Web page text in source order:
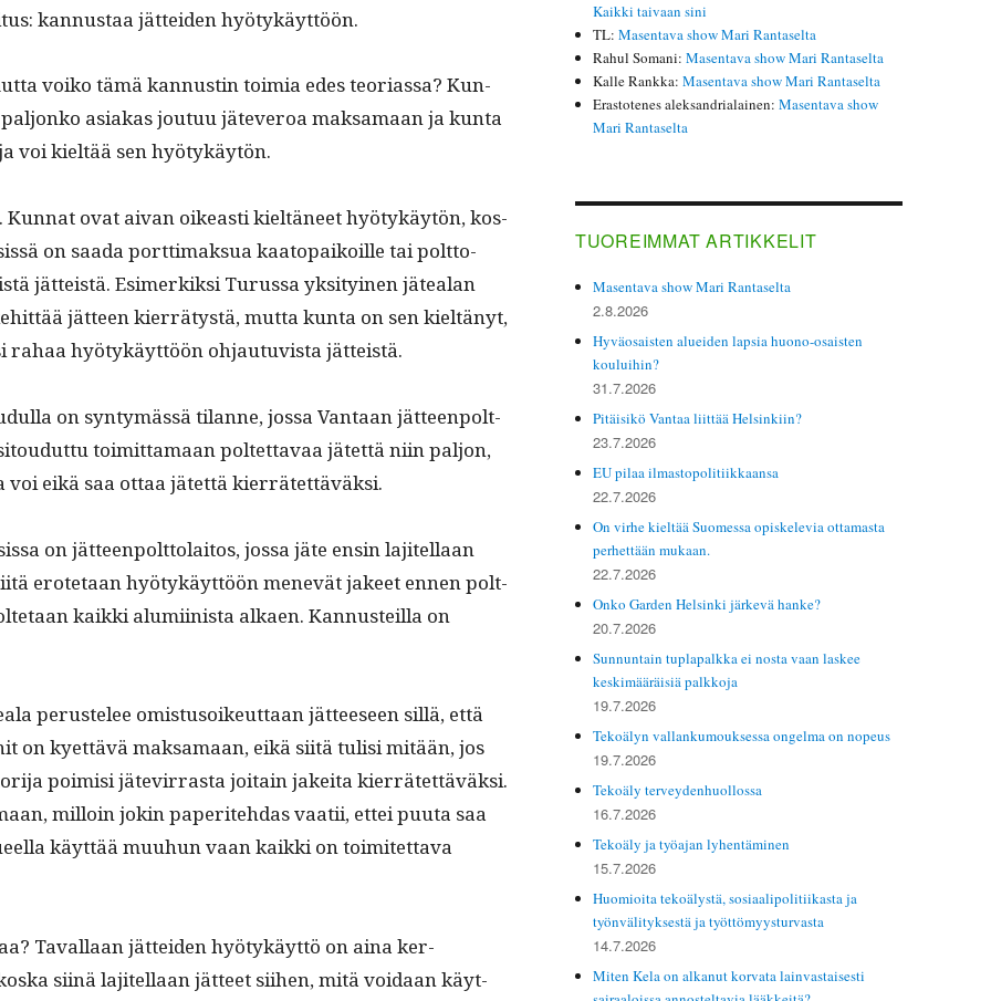
kan­nus­taa jät­tei­den hyötykäyttöön.
voiko tämä kan­nustin toimia edes teo­ri­as­sa? Kun­
asi­akas joutuu jäteveroa mak­samaan ja kun­ta
voi kieltää sen hyötykäytön.
Kun­nat ovat aivan oikeasti kieltäneet hyö­tykäytön, kos­
on saa­da port­ti­mak­sua kaatopaikoille tai polt­to­
jät­teistä. Esimerkik­si Turus­sa yksi­tyi­nen jätealan
jät­teen kier­rä­tys­tä, mut­ta kun­ta on sen kieltänyt,
rahaa hyö­tykäyt­töön ohjau­tu­vista jätteistä.
on syn­tymässä tilanne, jos­sa Van­taan jät­teen­polt­
toimit­ta­maan poltet­tavaa jätet­tä niin paljon,
voi eikä saa ottaa jätet­tä kierrätettäväksi.
on jät­teen­polt­to­laitos, jos­sa jäte ensin lajitel­laan
erote­taan hyö­tykäyt­töön menevät jakeet ennen polt­
kaik­ki alu­mi­in­ista alka­en. Kan­nusteil­la on
perustelee omis­tu­soikeut­taan jät­teeseen sil­lä, että
on kyet­tävä mak­samaan, eikä siitä tulisi mitään, jos
poimisi jäte­vir­ras­ta joitain jakei­ta kier­rätet­täväk­si.
mil­loin jokin paperite­hdas vaatii, ettei puu­ta saa
käyt­tää muuhun vaan kaik­ki on toimitet­ta­va
Taval­laan jät­tei­den hyö­tykäyt­tö on aina ker­
siinä lajitel­laan jät­teet siihen, mitä voidaan käyt­
Kaikki taivaan sini
TL:Masentava show Mari Rantaselta
Rahul Somani:Masentava show Mari Rantaselta
Kalle Rankka:Masentava show Mari Rantaselta
Erastotenes aleksandrialainen:Masentava show
Mari Rantaselta
TUOREIMMAT ARTIKKELIT
Masentava show Mari Rantaselta
2.8.2026
Hyväosaisten alueiden lapsia huono-osaisten
kouluihin?
31.7.2026
Pitäisikö Vantaa liittää Helsinkiin?
23.7.2026
EU pilaa ilmastopolitiikkaansa
22.7.2026
On virhe kieltää Suomessa opiskelevia ottamasta
perhettään mukaan.
22.7.2026
Onko Garden Helsinki järkevä hanke?
20.7.2026
Sunnuntain tuplapalkka ei nosta vaan laskee
keskimääräisiä palkkoja
19.7.2026
Tekoälyn vallankumouksessa ongelma on nopeus
19.7.2026
Tekoäly terveydenhuollossa
16.7.2026
Tekoäly ja työajan lyhentäminen
15.7.2026
Huomioita tekoälystä, sosiaalipolitiikasta ja
työnvälityksestä ja työttömyysturvasta
14.7.2026
Miten Kela on alkanut korvata lainvastaisesti